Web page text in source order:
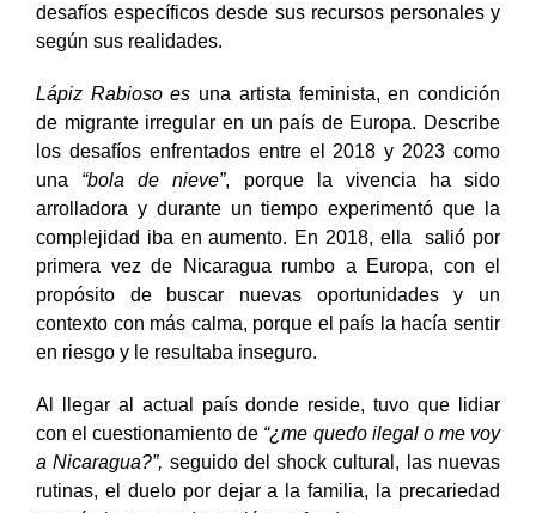
desafíos específicos desde sus recursos personales y
según sus realidades.
Lápiz Rabioso es una artista feminista, en condición
de migrante irregular en un país de Europa. Describe
los desafíos enfrentados entre el 2018 y 2023 como
una “bola de nieve”, porque la vivencia ha sido
arrolladora y durante un tiempo experimentó que la
complejidad iba en aumento. En 2018, ella salió por
primera vez de Nicaragua rumbo a Europa, con el
propósito de buscar nuevas oportunidades y un
contexto con más calma, porque el país la hacía sentir
en riesgo y le resultaba inseguro.
Al llegar al actual país donde reside, tuvo que lidiar
con el cuestionamiento de “¿me quedo ilegal o me voy
a Nicaragua?”, seguido del shock cultural, las nuevas
rutinas, el duelo por dejar a la familia, la precariedad